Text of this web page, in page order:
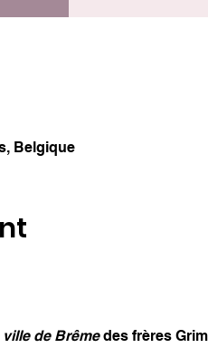
Belgique
de Brême des frères